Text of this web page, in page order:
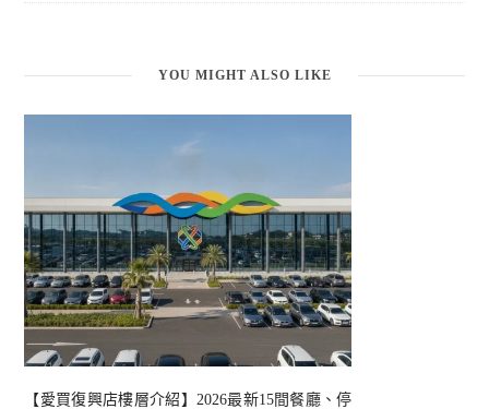
YOU MIGHT ALSO LIKE
【愛買復興店樓層介紹】2026最新15間餐廳、停